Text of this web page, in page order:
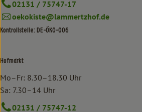
02131 / 75747-17
oekokiste@lammertzhof.de
Kontrollstelle: DE-ÖKO-006
Hofmarkt
Mo–Fr: 8.30–18.30 Uhr
Sa: 7.30–14 Uhr
02131 / 75747-12